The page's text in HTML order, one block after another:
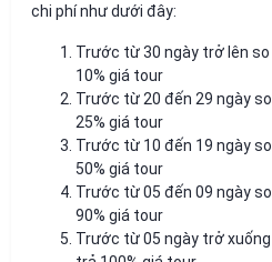
chi phí như dưới đây:
Trước từ 30 ngày trở lên so
10% giá tour
Trước từ 20 đến 29 ngày
25% giá tour
Trước từ 10 đến 19 ngày
50% giá tour
Trước từ 05 đến 09 ngày
90% giá tour
Trước từ 05 ngày trở